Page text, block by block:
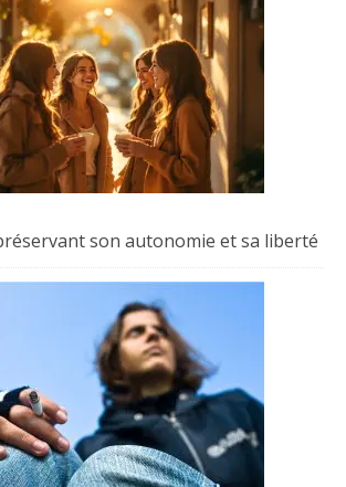
son autonomie et sa liberté